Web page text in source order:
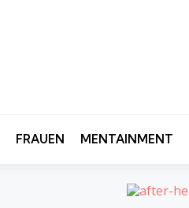
FRAUEN MENTAINMENT